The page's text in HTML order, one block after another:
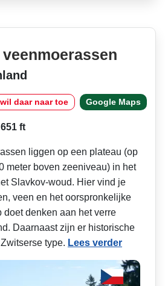
daar naar toe Google Maps
ft
liggen op een plateau (op
meter boven zeeniveau) in het
Slavkov-woud. Hier vind je
veen en het oorspronkelijke
doet denken aan het verre
Daarnaast zijn er historische
type. Lees verder